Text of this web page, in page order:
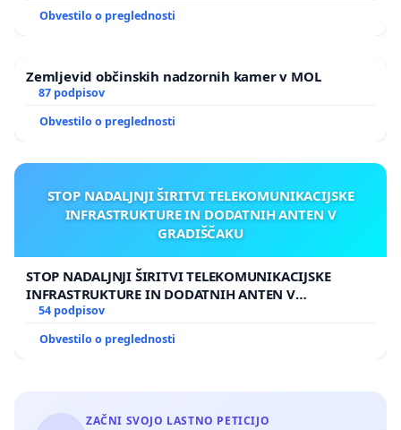
Obvestilo o preglednosti
Zemljevid občinskih nadzornih kamer v MOL
87 podpisov
Obvestilo o preglednosti
STOP NADALJNJI ŠIRITVI TELEKOMUNIKACIJSKE
INFRASTRUKTURE IN DODATNIH ANTEN V
GRADIŠČAKU
STOP NADALJNJI ŠIRITVI TELEKOMUNIKACIJSKE
INFRASTRUKTURE IN DODATNIH ANTEN V
GRADIŠČAKU
54 podpisov
Obvestilo o preglednosti
ZAČNI SVOJO LASTNO PETICIJO